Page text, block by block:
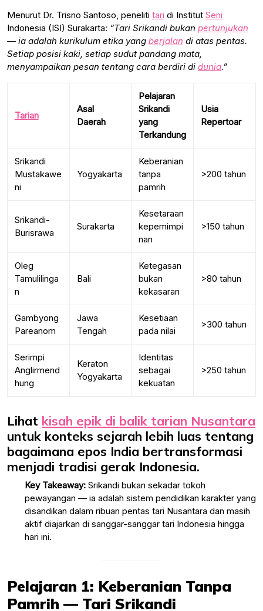
Menurut Dr. Trisno Santoso, peneliti tari di Institut Seni
Indonesia (ISI) Surakarta: “Tari Srikandi bukan pertunjukan
— ia adalah kurikulum etika yang berjalan di atas pentas.
Setiap posisi kaki, setiap sudut pandang mata,
menyampaikan pesan tentang cara berdiri di dunia.”
Tarian
Asal
Daerah
Pelajaran
Srikandi
yang
Terkandung
Usia
Repertoar
Srikandi
Mustakawe
ni
Yogyakarta
Keberanian
tanpa
pamrih
>200 tahun
Srikandi-
Burisrawa
Surakarta
Kesetaraan
kepemimpi
nan
>150 tahun
Oleg
Tamulilinga
n
Bali
Ketegasan
bukan
kekasaran
>80 tahun
Gambyong
Pareanom
Jawa
Tengah
Kesetiaan
pada nilai
>300 tahun
Serimpi
Anglirmend
hung
Keraton
Yogyakarta
Identitas
sebagai
kekuatan
>250 tahun
Lihat kisah epik di balik tarian Nusantara
untuk konteks sejarah lebih luas tentang
bagaimana epos India bertransformasi
menjadi tradisi gerak Indonesia.
Key Takeaway: Srikandi bukan sekadar tokoh
pewayangan — ia adalah sistem pendidikan karakter yang
disandikan dalam ribuan pentas tari Nusantara dan masih
aktif diajarkan di sanggar-sanggar tari Indonesia hingga
hari ini.
Pelajaran 1: Keberanian Tanpa
Pamrih — Tari Srikandi